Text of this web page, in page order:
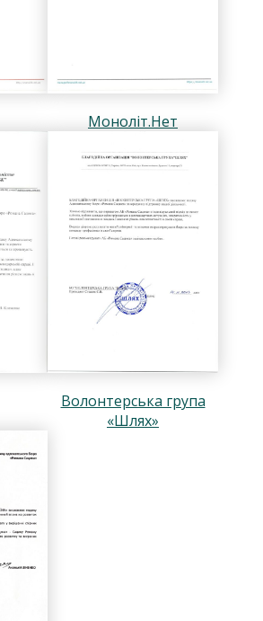
Моноліт.Нет
Волонтерська група
«Шлях»